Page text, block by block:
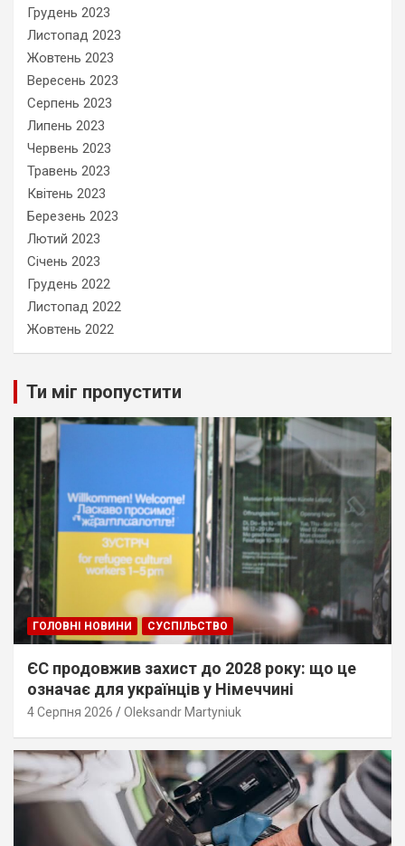
Грудень 2023
Листопад 2023
Жовтень 2023
Вересень 2023
Серпень 2023
Липень 2023
Червень 2023
Травень 2023
Квітень 2023
Березень 2023
Лютий 2023
Січень 2023
Грудень 2022
Листопад 2022
Жовтень 2022
Ти міг пропустити
ГОЛОВНІ НОВИНИ СУСПІЛЬСТВО
ЄС продовжив захист до 2028 року: що це
означає для українців у Німеччині
4 Серпня 2026 Oleksandr Martyniuk